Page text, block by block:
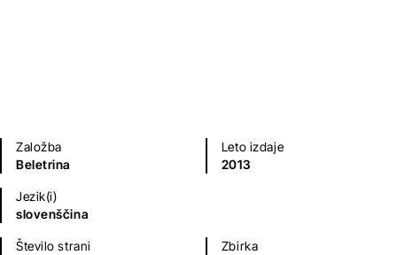
Založba
Beletrina
Leto izdaje
2013
Jezik(i)
slovenščina
Število strani
Zbirka